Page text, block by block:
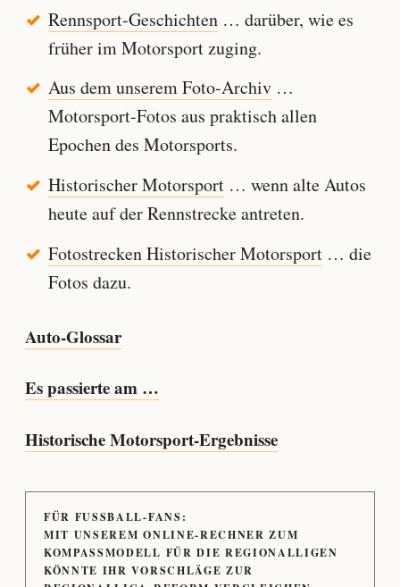
Rennsport-Geschichten… darüber, wie es
früher im Motorsport zuging.
Aus dem unserem Foto-Archiv…
Motorsport-Fotos aus praktisch allen
Epochen des Motorsports.
Historischer Motorsport… wenn alte Autos
heute auf der Rennstrecke antreten.
Fotostrecken Historischer Motorsport… die
Fotos dazu.
Auto-Glossar
Es passierte am …
Historische Motorsport-Ergebnisse
FÜR FUSSBALL-FANS:
MIT UNSEREM ONLINE-RECHNER ZUM
KOMPASSMODELL FÜR DIE REGIONALLIGEN
KÖNNTE IHR VORSCHLÄGE ZUR